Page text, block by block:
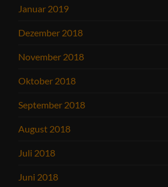
Januar 2019
Dezember 2018
November 2018
Oktober 2018
September 2018
August 2018
Juli 2018
Juni 2018